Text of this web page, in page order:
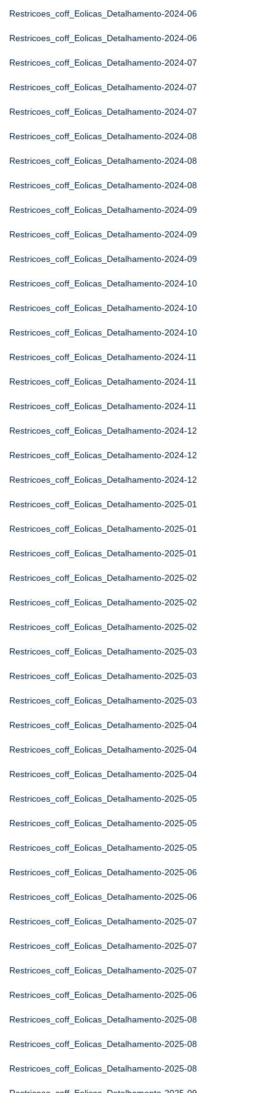
Restricoes_coff_Eolicas_Detalhamento-2024-06
Restricoes_coff_Eolicas_Detalhamento-2024-06
Restricoes_coff_Eolicas_Detalhamento-2024-07
Restricoes_coff_Eolicas_Detalhamento-2024-07
Restricoes_coff_Eolicas_Detalhamento-2024-07
Restricoes_coff_Eolicas_Detalhamento-2024-08
Restricoes_coff_Eolicas_Detalhamento-2024-08
Restricoes_coff_Eolicas_Detalhamento-2024-08
Restricoes_coff_Eolicas_Detalhamento-2024-09
Restricoes_coff_Eolicas_Detalhamento-2024-09
Restricoes_coff_Eolicas_Detalhamento-2024-09
Restricoes_coff_Eolicas_Detalhamento-2024-10
Restricoes_coff_Eolicas_Detalhamento-2024-10
Restricoes_coff_Eolicas_Detalhamento-2024-10
Restricoes_coff_Eolicas_Detalhamento-2024-11
Restricoes_coff_Eolicas_Detalhamento-2024-11
Restricoes_coff_Eolicas_Detalhamento-2024-11
Restricoes_coff_Eolicas_Detalhamento-2024-12
Restricoes_coff_Eolicas_Detalhamento-2024-12
Restricoes_coff_Eolicas_Detalhamento-2024-12
Restricoes_coff_Eolicas_Detalhamento-2025-01
Restricoes_coff_Eolicas_Detalhamento-2025-01
Restricoes_coff_Eolicas_Detalhamento-2025-01
Restricoes_coff_Eolicas_Detalhamento-2025-02
Restricoes_coff_Eolicas_Detalhamento-2025-02
Restricoes_coff_Eolicas_Detalhamento-2025-02
Restricoes_coff_Eolicas_Detalhamento-2025-03
Restricoes_coff_Eolicas_Detalhamento-2025-03
Restricoes_coff_Eolicas_Detalhamento-2025-03
Restricoes_coff_Eolicas_Detalhamento-2025-04
Restricoes_coff_Eolicas_Detalhamento-2025-04
Restricoes_coff_Eolicas_Detalhamento-2025-04
Restricoes_coff_Eolicas_Detalhamento-2025-05
Restricoes_coff_Eolicas_Detalhamento-2025-05
Restricoes_coff_Eolicas_Detalhamento-2025-05
Restricoes_coff_Eolicas_Detalhamento-2025-06
Restricoes_coff_Eolicas_Detalhamento-2025-06
Restricoes_coff_Eolicas_Detalhamento-2025-07
Restricoes_coff_Eolicas_Detalhamento-2025-07
Restricoes_coff_Eolicas_Detalhamento-2025-07
Restricoes_coff_Eolicas_Detalhamento-2025-06
Restricoes_coff_Eolicas_Detalhamento-2025-08
Restricoes_coff_Eolicas_Detalhamento-2025-08
Restricoes_coff_Eolicas_Detalhamento-2025-08